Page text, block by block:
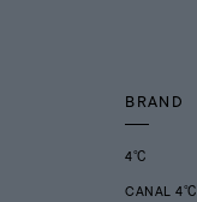
BRAND
4℃
CANAL 4℃